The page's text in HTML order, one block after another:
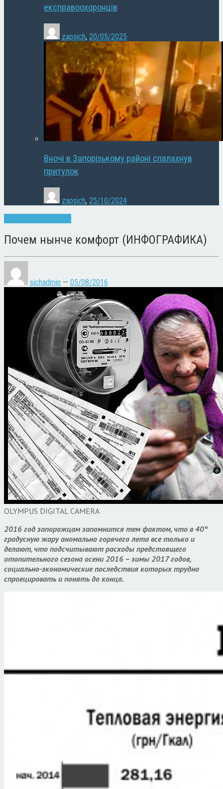
експравоохоронців
zapsich, 20/05/2025
Вночі в Запорізькому районі спалахнув
притулок
zapsich, 25/10/2024
Почем нынче комфорт (ИНФОГРАФИКА)
sichadmin — 05/08/2016
OLYMPUS DIGITAL CAMERA
2016 год запорожцам запомнится тем фактом, что в 40°
градусную жару аномально горячего лета все только и
делают, что подсчитывают расходы предстоящего
отопительного сезона осени 2016 – зимы 2017 годов,
социально-экономические последствия которых трудно
спроецировать и понять до конца.